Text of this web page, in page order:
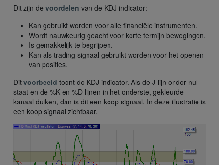
Dit zijn de voordelen van de KDJ indicator:
Kan gebruikt worden voor alle financiële instrumenten.
Wordt nauwkeurig geacht voor korte termijn bewegingen.
Is gemakkelijk te begrijpen.
Kan als trading signaal gebruikt worden voor het openen
van posities.
Dit voorbeeld toont de KDJ indicator. Als de J-lijn onder nul
staat en de %K en %D lijnen in het onderste, gekleurde
kanaal duiken, dan is dit een koop signaal. In deze illustratie is
een koop signaal zichtbaar.